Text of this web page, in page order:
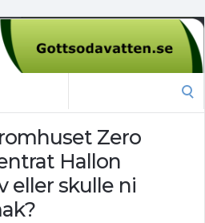
Zero
Hallon
eller skulle ni